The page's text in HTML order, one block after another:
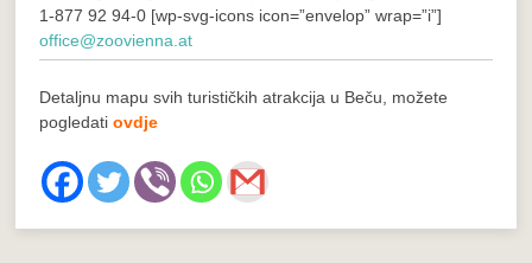
1-877 92 94-0 [wp-svg-icons icon=”envelop” wrap=”i”]
office@zoovienna.at
Detaljnu mapu svih turističkih atrakcija u Beču, možete
pogledatiovdje